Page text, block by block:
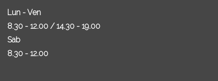
Lun - Ven
8.30 - 12.00 / 14.30 - 19.00
Sab
8.30 - 12.00